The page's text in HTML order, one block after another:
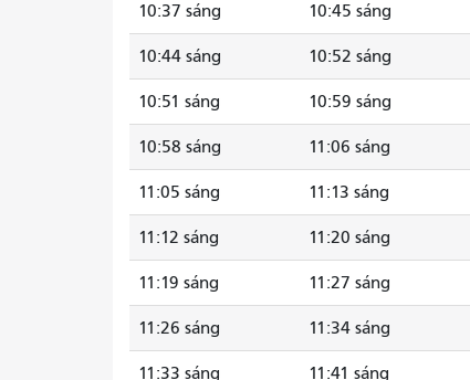
10:37 sáng 10:45 sáng
10:44 sáng 10:52 sáng
10:51 sáng 10:59 sáng
10:58 sáng 11:06 sáng
11:05 sáng 11:13 sáng
11:12 sáng 11:20 sáng
11:19 sáng 11:27 sáng
11:26 sáng 11:34 sáng
11:33 sáng 11:41 sáng